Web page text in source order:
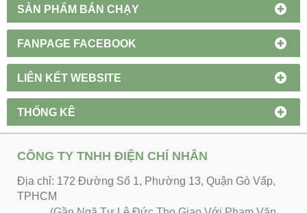
SẢN PHẨM BÁN CHẠY
FANPAGE FACEBOOK
LIÊN KẾT WEBSITE
THỐNG KÊ
CÔNG TY TNHH ĐIỆN CHÍ NHÂN
Địa chỉ: 172 Đường Số 1, Phường 13, Quận Gò Vấp,
TPHCM